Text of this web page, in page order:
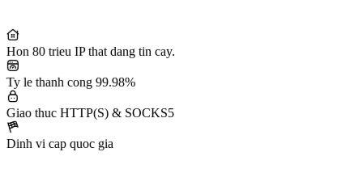
Hon 80 trieu IP that dang tin cay.
Ty le thanh cong 99.98%
Giao thuc HTTP(S) & SOCKS5
Dinh vi cap quoc gia